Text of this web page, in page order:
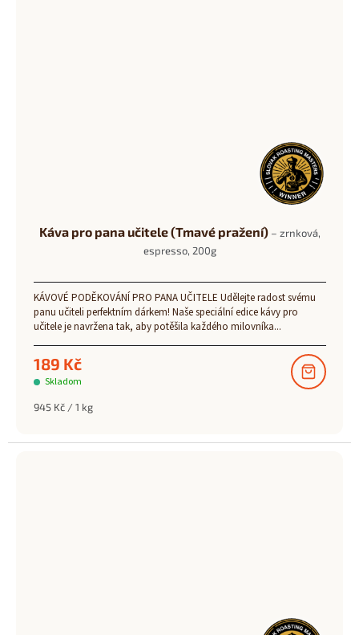
Káva pro pana učitele (Tmavé pražení) – zrnková,
espresso, 200g
Skladom
189 Kč
Měrná
945 Kč / 1 kg
KÁVOVÉ PODĚKOVÁNÍ PRO PANA UČITELE Udělejte radost svému
panu učiteli perfektním dárkem! Naše speciální edice kávy pro
učitele je navržena tak, aby potěšila každého milovníka...